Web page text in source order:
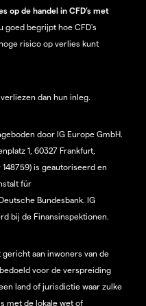
op de handel in CFD’s met
goed begrijpt hoe CFD's
risico op verlies kunt
dan hun inleg.
door IG Europe GmbH.
1, 60327 Frankfurt,
is geautoriseerd en
für
Bundesbank. IG
bij de Finansinspektionen.
aan inwoners van de
voor de verspreiding
land of jurisdictie waar zulke
met de lokale wet of